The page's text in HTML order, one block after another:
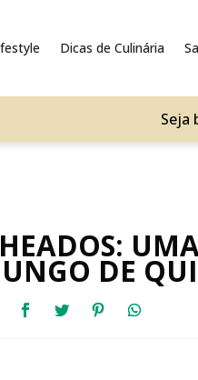
Dicas de Culinária
Seja
DE